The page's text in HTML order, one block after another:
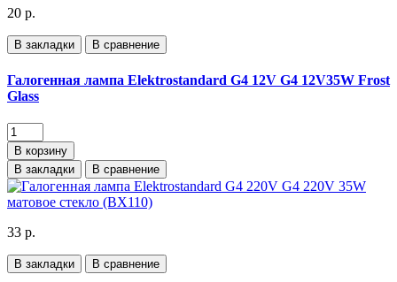
20 р.
В закладки В сравнение
Галогенная лампа Elektrostandard G4 12V G4 12V35W Frost
Glass
В корзину
В закладки
В сравнение
33 р.
В закладки В сравнение